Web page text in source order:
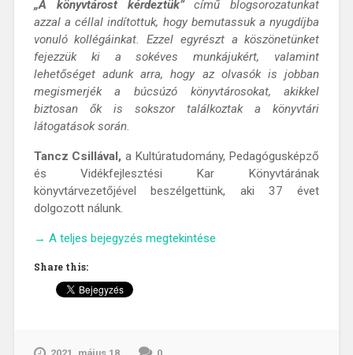
„A könyvtárost kérdeztük”című blogsorozatunkat
azzal a céllal indítottuk, hogy bemutassuk a nyugdíjba
vonuló kollégáinkat. Ezzel egyrészt a köszönetünket
fejezzük ki a sokéves munkájukért, valamint
lehetőséget adunk arra, hogy az olvasók is jobban
megismerjék a búcsúzó könyvtárosokat, akikkel
biztosan ők is sokszor találkoztak a könyvtári
látogatások során.
Tancz Csillával, a Kultúratudomány, Pedagógusképző
és Vidékfejlesztési Kar Könyvtárának
könyvtárvezetőjével beszélgettünk, aki 37 évet
dolgozott nálunk.
„A
kérdeztük-
interjú
→ A teljes bejegyzés megtekintése
Share this: